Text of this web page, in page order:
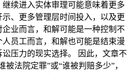
续进入实体审理可能意味着更多
、更多管理层时间投入，以及更
业而言，和解可能是一种控制不
员工而言，和解也可能是结束漫
压力的现实选择。 因此，文章不
被法院定罪”或“谁被判赔多少”，